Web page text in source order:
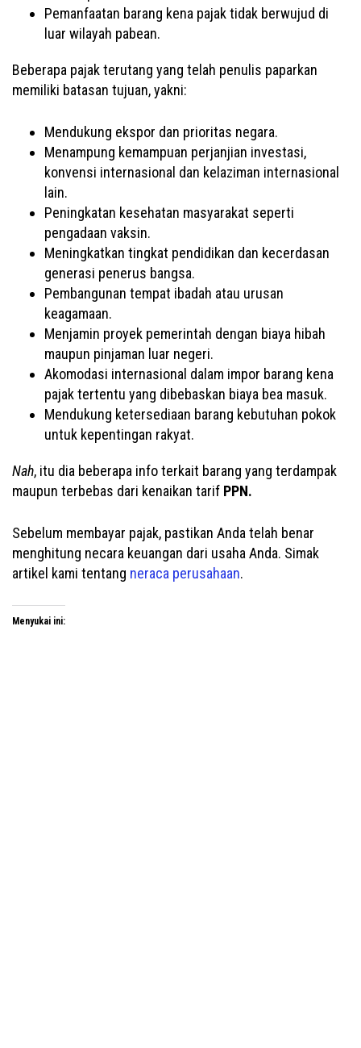
Pemanfaatan barang kena pajak tidak berwujud di
luar wilayah pabean.
Beberapa pajak terutang yang telah penulis paparkan
memiliki batasan tujuan, yakni:
Mendukung ekspor dan prioritas negara.
Menampung kemampuan perjanjian investasi,
konvensi internasional dan kelaziman internasional
lain.
Peningkatan kesehatan masyarakat seperti
pengadaan vaksin.
Meningkatkan tingkat pendidikan dan kecerdasan
generasi penerus bangsa.
Pembangunan tempat ibadah atau urusan
keagamaan.
Menjamin proyek pemerintah dengan biaya hibah
maupun pinjaman luar negeri.
Akomodasi internasional dalam impor barang kena
pajak tertentu yang dibebaskan biaya bea masuk.
Mendukung ketersediaan barang kebutuhan pokok
untuk kepentingan rakyat.
Nah, itu dia beberapa info terkait barang yang terdampak
maupun terbebas dari kenaikan tarif PPN.
Sebelum membayar pajak, pastikan Anda telah benar
menghitung necara keuangan dari usaha Anda. Simak
artikel kami tentang neraca perusahaan.
Menyukai ini: